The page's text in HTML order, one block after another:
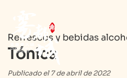
Refrescos y bebidas
Tónica
Publicado el 7 de abril de 2022